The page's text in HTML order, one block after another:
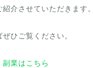
介させていただきます。
ひご覧ください。
副業はこちら